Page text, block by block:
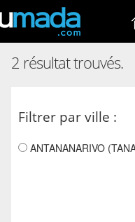
2 résultat trouvés.
Filtrer par ville :
ANTANANARIVO